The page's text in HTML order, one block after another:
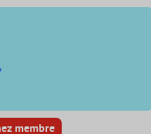
membre